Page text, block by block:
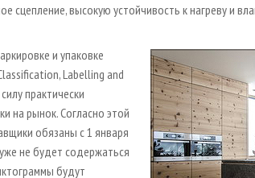
сцепление, высокую устойчивость к нагреву и
и упаковке
Labelling and
практически
на рынок. Согласно этой
обязаны с 1 января
не будет содержаться
будут